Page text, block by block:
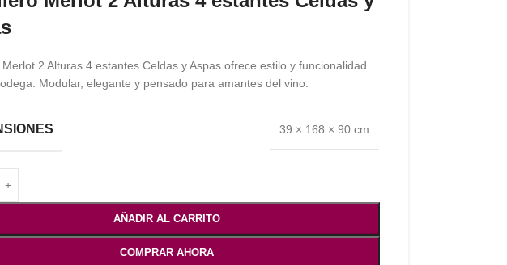
2 Alturas 4 estantes Celdas y Aspas ofrece estilo y funcionalidad
Modular, elegante y pensado para amantes del vino.
39 × 168 × 90 cm
AÑADIR AL CARRITO
COMPRAR AHORA